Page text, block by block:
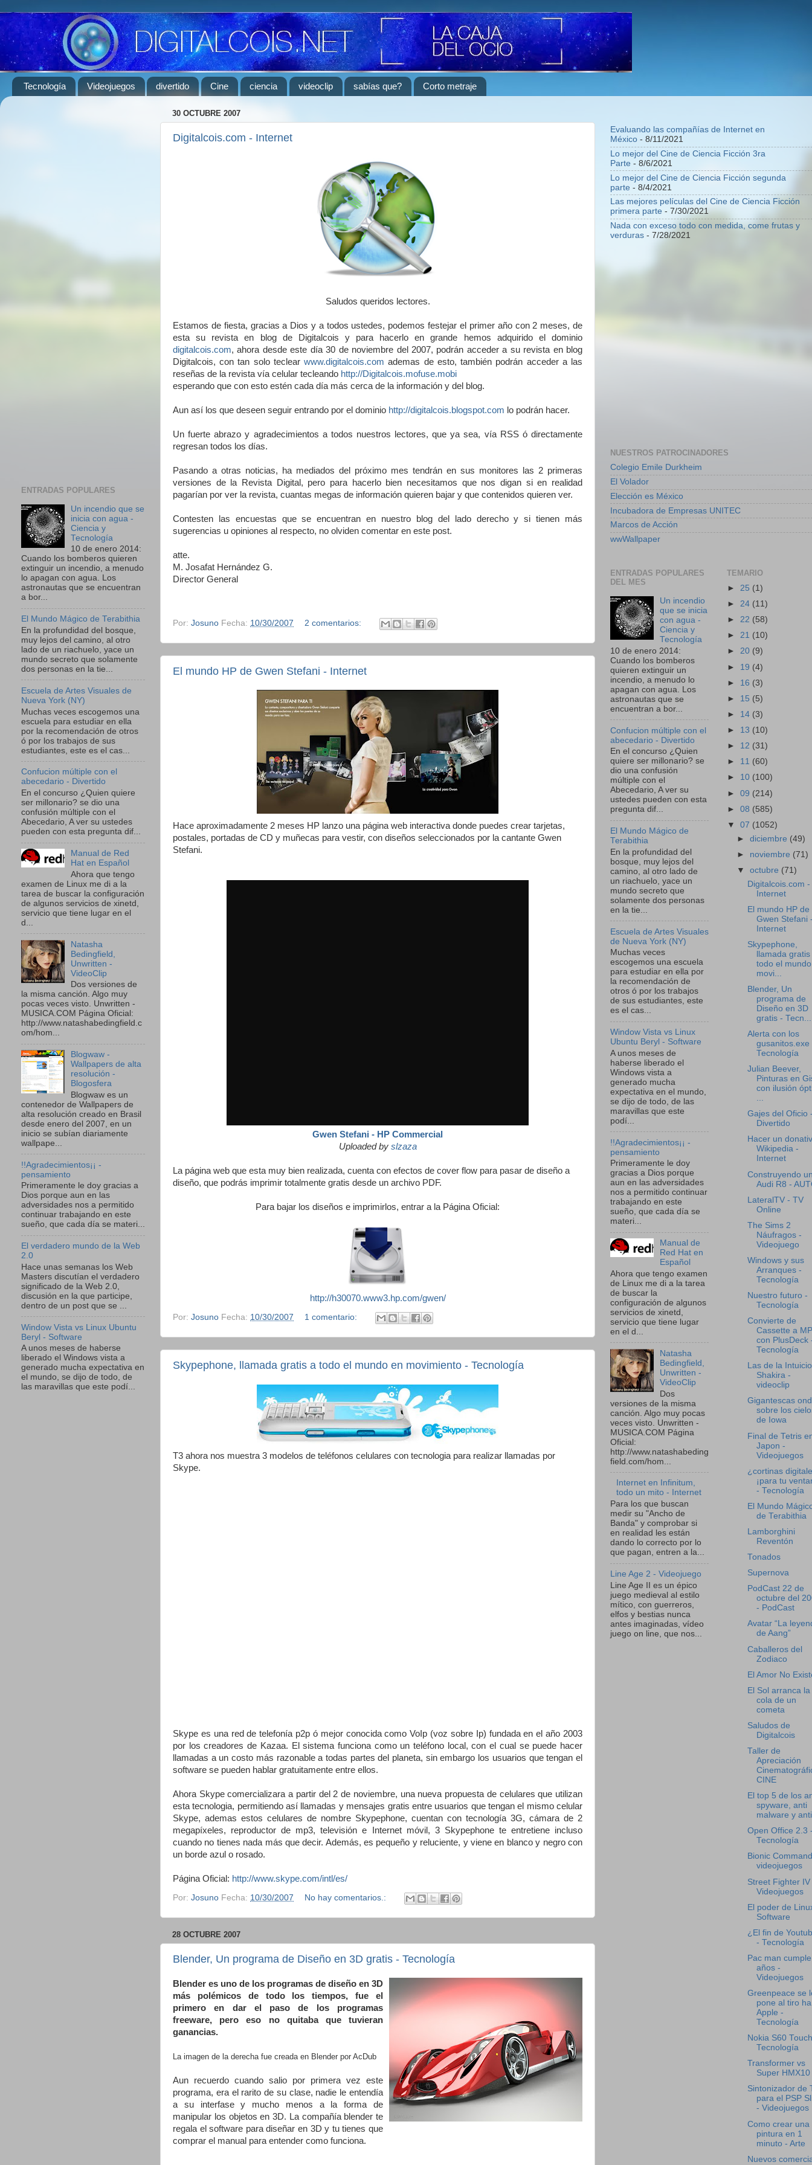
Tecnología Videojuegos divertido Cine ciencia videoclip sabías que? Corto metraje
30 OCTUBRE 2007
Digitalcois.com - Internet
Saludos queridos lectores.
Estamos de fiesta, gracias a Dios y a todos ustedes, podemos festejar el primer año con 2 meses, de
esta su revista en blog de Digitalcois y para hacerlo en grande hemos adquirido el dominio
digitalcois.com, ahora desde este día 30 de noviembre del 2007, podrán acceder a su revista en blog
Digitalcois, con tan solo teclearwww.digitalcois.com ademas de esto, también podrán acceder a las
reseñas de la revista vía celular tecleando http://Digitalcois.mofuse.mobi
esperando que con esto estén cada día más cerca de la información y del blog.
Aun así los que deseen seguir entrando por el dominio http://digitalcois.blogspot.com lo podrán hacer.
Un fuerte abrazo y agradecimientos a todos nuestros lectores, que ya sea, vía RSS ó directamente
regresan todos los días.
Pasando a otras noticias, ha mediados del próximo mes tendrán en sus monitores las 2 primeras
versiones de la Revista Digital, pero para hacerlo bien necesitamos que nos digan si en realidad
pagarían por ver la revista, cuantas megas de información quieren bajar y que contenidos quieren ver.
Contesten las encuestas que se encuentran en nuestro blog del lado derecho y si tienen más
sugerencias u opiniones al respecto, no olviden comentar en este post.
atte.
M. Josafat Hernández G.
Director General
Por: Josuno Fecha: 10/30/2007 2 comentarios:
El mundo HP de Gwen Stefani - Internet
Hace aproximadamente 2 meses HP lanzo una página web interactiva donde puedes crear tarjetas,
postales, portadas de CD y muñecas para vestir, con diseños seleccionados por la cantante Gwen
Stefani.
Gwen Stefani - HP Commercial
Uploaded by slzaza
La página web que esta muy bien realizada, cuenta con efectos de cover flow para pasar de diseño a
diseño, que podrás imprimir totalmente gratis desde un archivo PDF.
Para bajar los diseños e imprimirlos, entrar a la Página Oficial:
http://h30070.www3.hp.com/gwen/
Por: Josuno Fecha: 10/30/2007 1 comentario:
Skypephone, llamada gratis a todo el mundo en movimiento - Tecnología
T3 ahora nos muestra 3 modelos de teléfonos celulares con tecnologia para realizar llamadas por
Skype.
Skype es una red de telefonía p2p ó mejor conocida como VoIp (voz sobre Ip) fundada en el año 2003
por los creadores de Kazaa. El sistema funciona como un teléfono local, con el cual se puede hacer
llamadas a un costo más razonable a todas partes del planeta, sin embargo los usuarios que tengan el
software se pueden hablar gratuitamente entre ellos.
Ahora Skype comercializara a partir del 2 de noviembre, una nueva propuesta de celulares que utilizan
esta tecnologia, permitiendo así llamadas y mensajes gratis entre usuarios que tengan el mismo celular
Skype, ademas estos celulares de nombre Skypephone, cuentan con tecnología 3G, cámara de 2
megapíxeles, reproductor de mp3, televisión e Internet móvil, 3 Skypephone te entretiene incluso
cuando no tienes nada más que decir. Además, es pequeño y reluciente, y viene en blanco y negro con
un borde azul o rosado.
Página Oficial: http://www.skype.com/intl/es/
Por: Josuno Fecha: 10/30/2007 No hay comentarios.:
28 OCTUBRE 2007
Blender, Un programa de Diseño en 3D gratis - Tecnología
Blender es uno de los programas de diseño en 3D
más polémicos de todo los tiempos, fue el
primero en dar el paso de los programas
freeware, pero eso no quitaba que tuvieran
ganancias.
La imagen de la derecha fue creada en Blender por AcDub
Aun recuerdo cuando salio por primera vez este
programa, era el rarito de su clase, nadie le entendía
a su interfase y mucho menos a la forma de
manipular los objetos en 3D. La compañía blender te
regala el software para diseñar en 3D y tu tienes que
comprar el manual para entender como funciona.
ENTRADAS POPULARES
Un incendio que se
inicia con agua -
Ciencia y
Tecnología
10 de enero 2014:
Cuando los bomberos quieren
extinguir un incendio, a menudo
lo apagan con agua. Los
astronautas que se encuentran
a bor...
El Mundo Mágico de Terabithia
En la profundidad del bosque,
muy lejos del camino, al otro
lado de un riachuelo, yace un
mundo secreto que solamente
dos personas en la tie...
Escuela de Artes Visuales de
Nueva York (NY)
Muchas veces escogemos una
escuela para estudiar en ella
por la recomendación de otros
ó por los trabajos de sus
estudiantes, este es el cas...
Confucion múltiple con el
abecedario - Divertido
En el concurso ¿Quien quiere
ser millonario? se dio una
confusión múltiple con el
Abecedario, A ver su ustedes
pueden con esta pregunta dif...
Manual de Red
Hat en Español
Ahora que tengo
examen de Linux me di a la
tarea de buscar la configuración
de algunos servicios de xinetd,
servicio que tiene lugar en el
d...
Natasha
Bedingfield,
Unwritten -
VideoClip
Dos versiones de
la misma canción. Algo muy
pocas veces visto. Unwritten -
MUSICA.COM Página Oficial:
http://www.natashabedingfield.c
om/hom...
Blogwaw -
Wallpapers de alta
resolución -
Blogosfera
Blogwaw es un
contenedor de Wallpapers de
alta resolución creado en Brasil
desde enero del 2007, en un
inicio se subían diariamente
wallpape...
!!Agradecimientos¡¡ -
pensamiento
Primeramente le doy gracias a
Dios porque aun en las
adversidades nos a permitido
continuar trabajando en este
sueño, que cada día se materi...
El verdadero mundo de la Web
2.0
Hace unas semanas los Web
Masters discutían el verdadero
significado de la Web 2.0,
discusión en la que participe,
dentro de un post que se ...
Window Vista vs Linux Ubuntu
Beryl - Software
A unos meses de haberse
liberado el Windows vista a
generado mucha expectativa en
el mundo, se dijo de todo, de
las maravillas que este podí...
Evaluando las compañías de Internet en
México - 8/11/2021
Lo mejor del Cine de Ciencia Ficción 3ra
Parte - 8/6/2021
Lo mejor del Cine de Ciencia Ficción segunda
parte - 8/4/2021
Las mejores películas del Cine de Ciencia Ficción
primera parte - 7/30/2021
Nada con exceso todo con medida, come frutas y
verduras - 7/28/2021
NUESTROS PATROCINADORES
Colegio Emile Durkheim
El Volador
Elección es México
Incubadora de Empresas UNITEC
Marcos de Acción
wwWallpaper
ENTRADAS POPULARES
DEL MES
Un incendio
que se inicia
con agua -
Ciencia y
Tecnología
10 de enero 2014:
Cuando los bomberos
quieren extinguir un
incendio, a menudo lo
apagan con agua. Los
astronautas que se
encuentran a bor...
Confucion múltiple con el
abecedario - Divertido
En el concurso ¿Quien
quiere ser millonario? se
dio una confusión
múltiple con el
Abecedario, A ver su
ustedes pueden con esta
pregunta dif...
El Mundo Mágico de
Terabithia
En la profundidad del
bosque, muy lejos del
camino, al otro lado de
un riachuelo, yace un
mundo secreto que
solamente dos personas
en la tie...
Escuela de Artes Visuales
de Nueva York (NY)
Muchas veces
escogemos una escuela
para estudiar en ella por
la recomendación de
otros ó por los trabajos
de sus estudiantes, este
es el cas...
Window Vista vs Linux
Ubuntu Beryl - Software
A unos meses de
haberse liberado el
Windows vista a
generado mucha
expectativa en el mundo,
se dijo de todo, de las
maravillas que este
podí...
!!Agradecimientos¡¡ -
pensamiento
Primeramente le doy
gracias a Dios porque
aun en las adversidades
nos a permitido continuar
trabajando en este
sueño, que cada día se
materi...
Manual de
Red Hat en
Español
Ahora que tengo examen
de Linux me di a la tarea
de buscar la
configuración de algunos
servicios de xinetd,
servicio que tiene lugar
en el d...
Natasha
Bedingfield,
Unwritten -
VideoClip
Dos
versiones de la misma
canción. Algo muy pocas
veces visto. Unwritten -
MUSICA.COM Página
Oficial:
http://www.natashabeding
field.com/hom...
Internet en Infinitum,
todo un mito - Internet
Para los que buscan
medir su "Ancho de
Banda" y comprobar si
en realidad les están
dando lo correcto por lo
que pagan, entren a la...
Line Age 2 - Videojuego
Line Age II es un épico
juego medieval al estilo
mítico, con guerreros,
elfos y bestias nunca
antes imaginadas, vídeo
juego on line, que nos...
TEMARIO
► 25 (1)
► 24 (11)
► 22 (58)
► 21 (10)
► 20 (9)
► 19 (4)
► 16 (3)
► 15 (5)
► 14 (3)
► 13 (10)
► 12 (31)
► 11 (60)
► 10 (100)
► 09 (214)
► 08 (585)
▼ 07 (1052)
►diciembre (49)
► noviembre (71)
▼octubre (71)
Digitalcois.com -
Internet
El mundo HP de
Gwen Stefani
Internet
Skypephone,
llamada gratis
todo el
movi...
Blender, Un
programa de
Diseño en 3D
gratis - Tecn...
Alerta con los
gusanitos.exe
Tecnología
Julian Beever,
Pinturas en
con ilusión
...
Gajes del Oficio
Divertido
Hacer un
Wikipedia -
Internet
Construyendo
Audi R8 -
LateralTV - TV
Online
The Sims 2
Náufragos -
Videojuego
Windows y sus
Arranques -
Tecnología
Nuestro futuro -
Tecnología
Convierte de
Cassette a
con PlusDeck
Tecnología
Las de la
Shakira -
videoclip
Gigantescas
sobre los
de Iowa
Final de Tetris
Japon -
Videojuegos
¿cortinas
¡para tu
- Tecnología
El Mundo
de Terabithia
Lamborghini
Reventón
Tonados
Supernova
PodCast 22 de
octubre del
- PodCast
Avatar “La
de Aang”
Caballeros del
Zodiaco
El Amor No
El Sol arranca la
cola de un
cometa
Saludos de
Digitalcois
Taller de
Apreciación
CINE
El top 5 de los
spyware, anti
malware y
Open Office 2.3
Tecnología
Bionic
videojuegos
Street Fighter IV
Videojuegos
El poder de
Software
¿El fin de
- Tecnología
Pac man
años -
Videojuegos
Greenpeace se
pone al tiro ha
Apple -
Tecnología
Nokia S60
Tecnología
Transformer vs
Super HMX10
Sintonizador de
para el PSP
- Videojuegos
Como crear una
pintura en 1
minuto - Arte
Nuevos